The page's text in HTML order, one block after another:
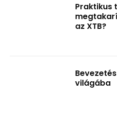
Praktikus
az XTB?
világába